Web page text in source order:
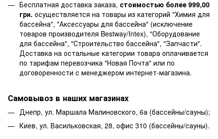
Бесплатная доставка заказа, стоимостью более 999,00
грн. осуществляется на товары из категорий "Химия для
бассейна", "Аксессуары для бассейна" (исключение
товаров производителя Bestway/Intex), "Оборудование
для бассейна", "Строительство бассейна", "Запчасти".
Доставка на остальные категории товара оплачивается
по тарифам перевозчика "Новая Почта" или по
договоренности с менеджером интернет-магазина.
Самовывоз в наших магазинах
Днепр, ул. Маршала Малиновского, 6а (бассейны/сауны);
Киев, ул. Васильковская, 28, офис 310 (бассейны/сауны).